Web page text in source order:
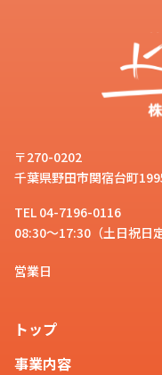
〒270-0202
千葉県野田市関宿台町
TEL 04-7196-0116
08:30～17:30（土日祝日定
営業日
トップ
事業内容